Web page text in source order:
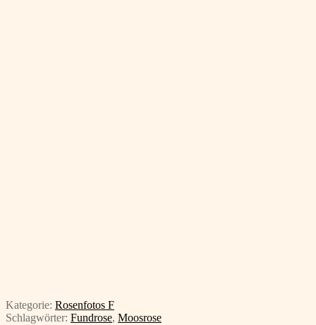
Kategorie: Rosenfotos F
Schlagwörter: Fundrose, Moosrose